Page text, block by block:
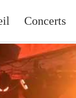
Concerts